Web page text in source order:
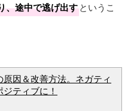
、途中で逃げ出すというこ
因＆改善方法。ネガティ
ティブに！